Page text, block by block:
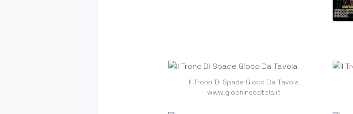
Il Trono Di Spade Gioco Da Tavola
www.giochinscatola.it